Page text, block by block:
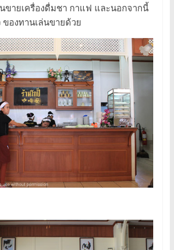
ขายเครื่องดื่มชา กาแฟ และนอกจากนี้
ของทานเล่นขายด้วย